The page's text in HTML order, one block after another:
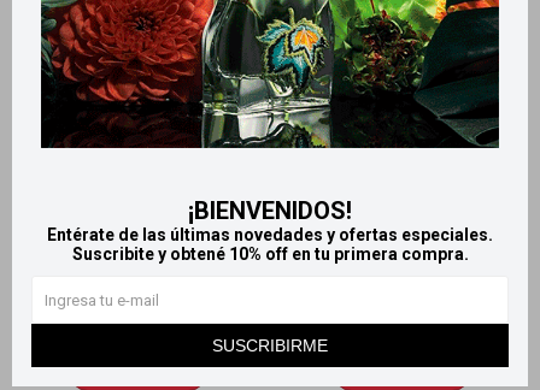
¡BIENVENIDOS!
Entérate de las últimas novedades y ofertas especiales.
Suscribite y obtené 10% off en tu primera compra.
SUSCRIBIRME
Llega en2 HS Llega en2 HS